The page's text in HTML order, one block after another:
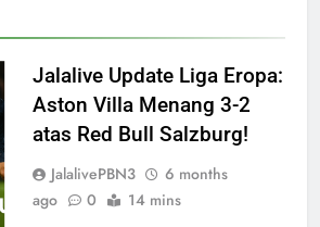
Jalalive Update Liga Eropa:
Aston Villa Menang 3-2
atas Red Bull Salzburg!
JalalivePBN3
6 months
ago
0 14 mins